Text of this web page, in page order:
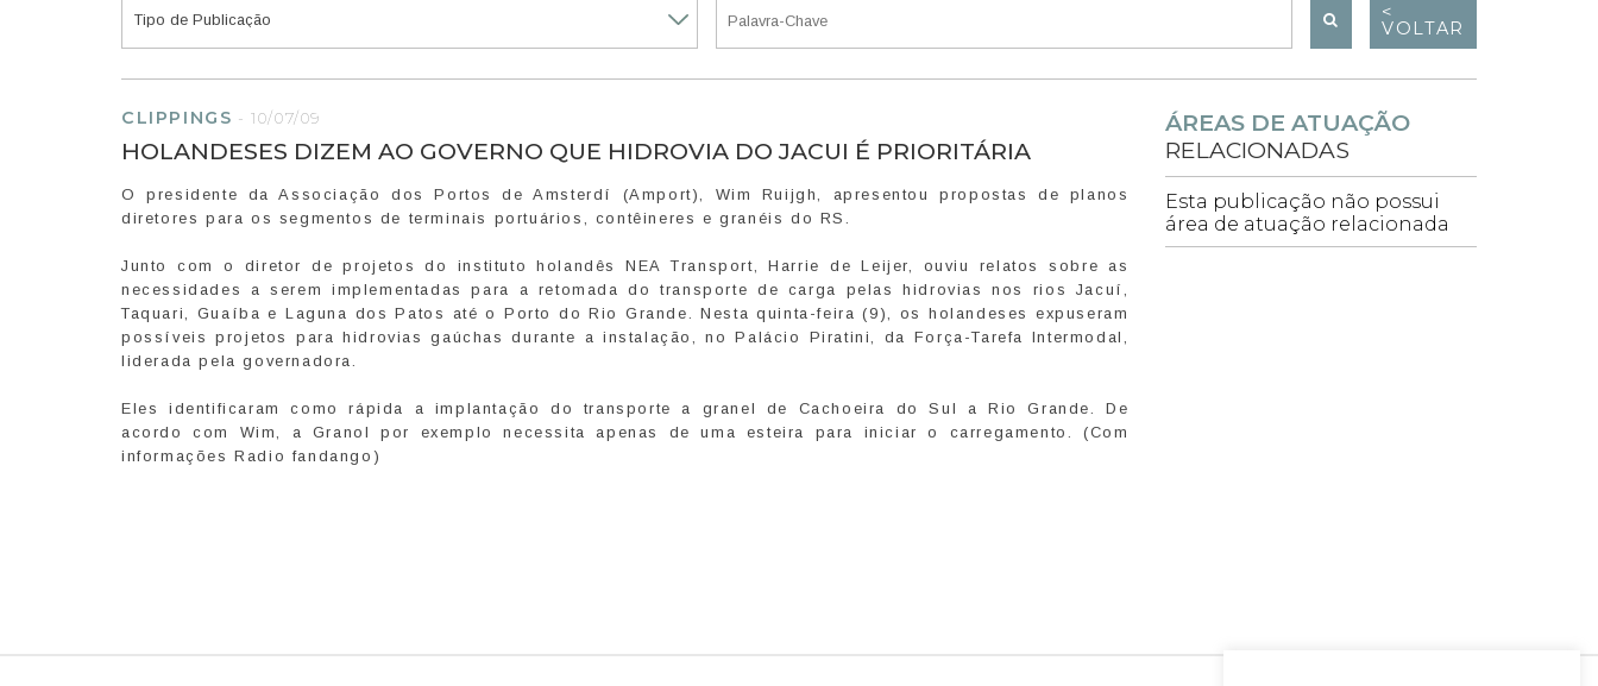
<
VOLTAR
CLIPPINGS -10/07/09
HOLANDESES DIZEM AO GOVERNO QUE HIDROVIA DO JACUI É PRIORITÁRIA
O presidente da Associação dos Portos de Amsterdí (Amport), Wim Ruijgh, apresentou propostas de planos
diretores para os segmentos de terminais portuários, contêineres e granéis do RS.
Junto com o diretor de projetos do instituto holandês NEA Transport, Harrie de Leijer, ouviu relatos sobre as
necessidades a serem implementadas para a retomada do transporte de carga pelas hidrovias nos rios Jacuí,
Taquari, Guaíba e Laguna dos Patos até o Porto do Rio Grande. Nesta quinta-feira (9), os holandeses expuseram
possíveis projetos para hidrovias gaúchas durante a instalação, no Palácio Piratini, da Força-Tarefa Intermodal,
liderada pela governadora.
Eles identificaram como rápida a implantação do transporte a granel de Cachoeira do Sul a Rio Grande. De
acordo com Wim, a Granol por exemplo necessita apenas de uma esteira para iniciar o carregamento. (Com
informações Radio fandango)
ÁREAS DE ATUAÇÃO
RELACIONADAS
Esta publicação não possui
área de atuação relacionada